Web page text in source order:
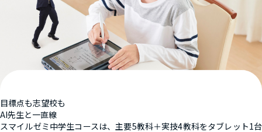
目標点も志望校も
AI先生と一直線
スマイルゼミ中学生コースは、主要5教科＋実技4教科をタブレット1台